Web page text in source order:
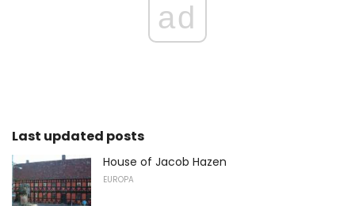
ad
Last updated posts
House of Jacob Hazen
EUROPA